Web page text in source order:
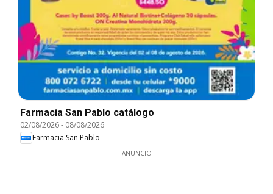
Farmacia San Pablo catálogo
02/08/2026- 08/08/2026
Farmacia San Pablo
ANUNCIO